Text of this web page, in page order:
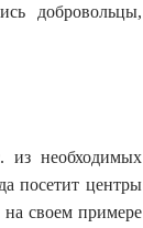
добровольцы,
из необходимых
посетит центры
своем примере